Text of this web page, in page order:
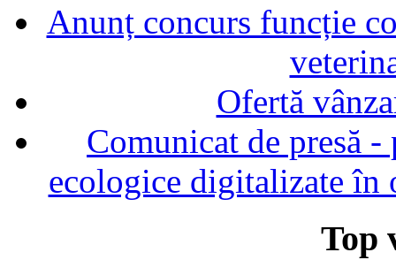
Anunț concurs funcție
Ofertă
Comunicat de presă
ecologice digitalizate în
Top